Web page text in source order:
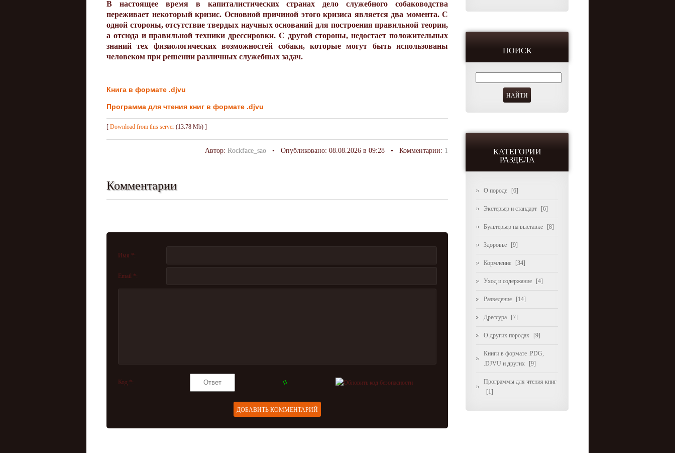
В настоящее время в капиталистических странах дело служебного собаководства
переживает некоторый кризис. Основной причиной этого кризиса является два момента. С
одной стороны, отсутствие твердых научных оснований для построения правильной теории,
а отсюда и правильной техники дрессировки. С другой стороны, недостает положительных
знаний тех физиологических возможностей собаки, которые могут быть использованы
человеком при решении различных служебных задач.
Книга в формате .djvu
Программа для чтения книг в формате .djvu
[ Download from this server (13.78 Mb) ]
Автор: Rockface_sao • Опубликовано: 08.08.2026 в 09:28 • Комментарии: 1
Комментарии
Имя *:
Email *:
Код *:
ПОИСК
КАТЕГОРИИ
РАЗДЕЛА
О породе [6]
Экстерьер и стандарт [6]
Бультерьер на выставке [8]
Здоровье [9]
Кормление [34]
Уход и содержание [4]
Разведение [14]
Дрессура [7]
О других породах [9]
Книги в формате .PDG,
.DJVU и других
[9]
Программы для чтения книг
[1]